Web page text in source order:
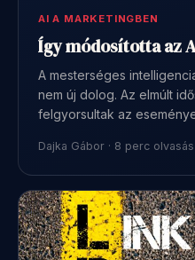
AI A MARKETINGBEN
Így módosította az
A mesterséges
nem új dolog. Az elmúlt
felgyorsultak az
Dajka Gábor · 8 perc olvasás